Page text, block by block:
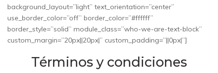
background_layout=”light” text_orientation=”center”
use_border_color=”off” border_color=”#ffffff”
border_style=”solid” module_class=”who-we-are-text-block”
custom_margin=”20px||20px|” custom_padding=”||0px|”]
Términos y condiciones